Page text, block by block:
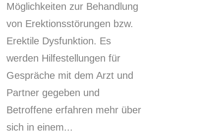
Möglichkeiten zur Behandlung
von Erektionsstörungen bzw.
Erektile Dysfunktion. Es
werden Hilfestellungen für
Gespräche mit dem Arzt und
Partner gegeben und
Betroffene erfahren mehr über
sich in einem...